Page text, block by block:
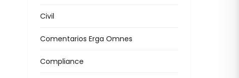
Civil
Comentarios Erga Omnes
Compliance